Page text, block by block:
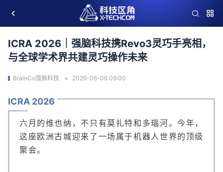
ICRA 2026｜强脑科技携Revo3灵巧手亮相，
与全球学术界共建灵巧操作未来
BrainCo强脑科技 2026-06-06 09:00
ICRA 2026
六月的维也纳，不只有莫扎特和多瑙河。今年，
这座欧洲古城迎来了一场属于机器人世界的顶级
聚会。